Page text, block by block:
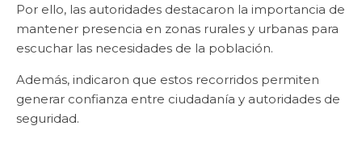
Por ello, las autoridades destacaron la importancia de
mantener presencia en zonas rurales y urbanas para
escuchar las necesidades de la población.
Además, indicaron que estos recorridos permiten
generar confianza entre ciudadanía y autoridades de
seguridad.